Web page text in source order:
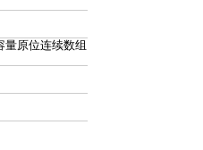
量原位连续数组